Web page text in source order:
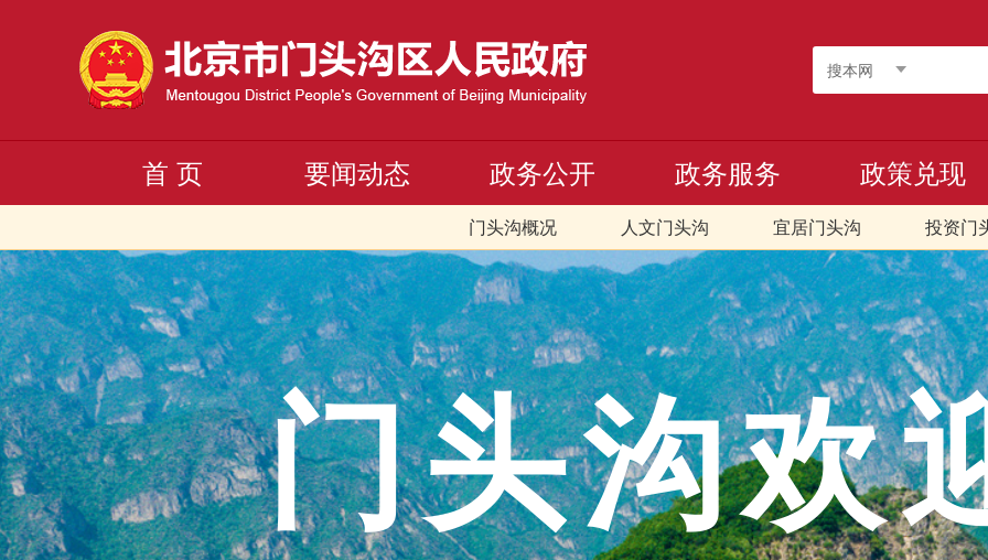
搜本网
首 页 要闻动态 政务公开 政务服务 政策兑现
门头沟概况 人文门头沟 宜居门头沟 投资门
门头沟欢